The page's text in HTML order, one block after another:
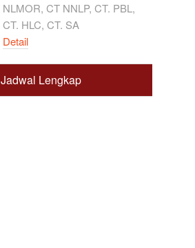
NLMOR, CT NNLP, CT. PBL,
CT. HLC, CT. SA
Detail
Jadwal Lengkap